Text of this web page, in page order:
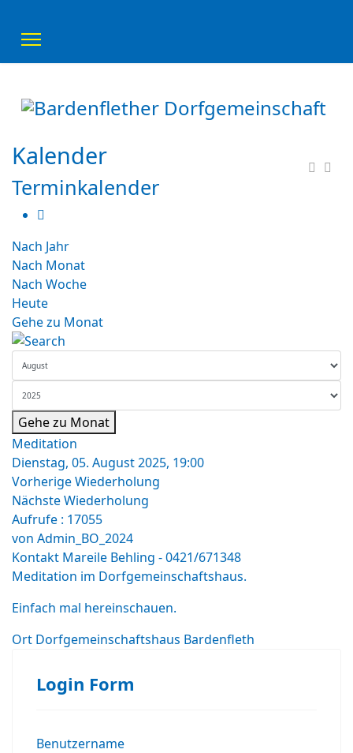
Kalender
Terminkalender
Nach Jahr
Nach Monat
Nach Woche
Heute
Gehe zu Monat
Gehe zu Monat
Meditation
Dienstag, 05. August 2025, 19:00
Vorherige Wiederholung
Nächste Wiederholung
Aufrufe : 17055
von Admin_BO_2024
Kontakt Mareile Behling - 0421/671348
Meditation im Dorfgemeinschaftshaus.
Einfach mal hereinschauen.
Ort Dorfgemeinschaftshaus Bardenfleth
Login Form
Benutzername